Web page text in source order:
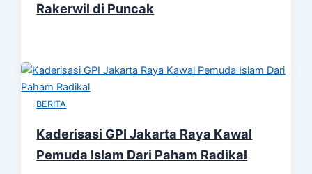
Rakerwil di Puncak
BERITA
Kaderisasi GPI Jakarta Raya Kawal
Pemuda Islam Dari Paham Radikal